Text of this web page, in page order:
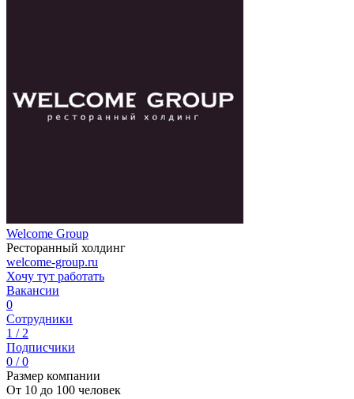
Welcome Group
Ресторанный холдинг
welcome-group.ru
Хочу тут работать
Вакансии
0
Сотрудники
1 / 2
Подписчики
0 / 0
Размер компании
От 10 до 100 человек